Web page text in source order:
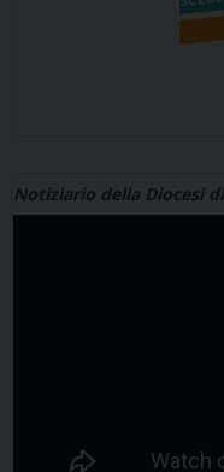
Notiziario della Diocesi